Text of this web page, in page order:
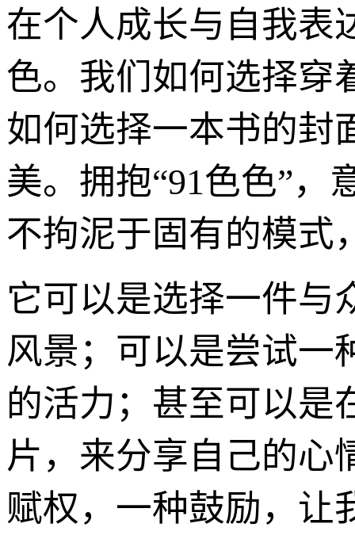
在个人成长与自我表
色。我们如何选择穿
如何选择一本书的封
美。拥抱“91色色”，
不拘泥于固有的模式
它可以是选择一件与
风景；可以是尝试一
的活力；甚至可以是
片，来分享自己的心
赋权，一种鼓励，让